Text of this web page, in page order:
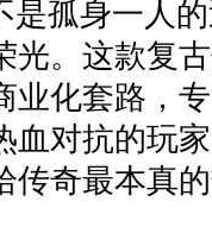
是孤身一人
光。这款复
业化套路，
血对抗的玩
传奇最本真